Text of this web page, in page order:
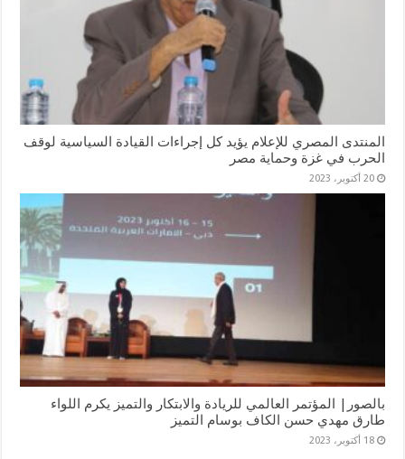
المنتدى المصري للإعلام يؤيد كل إجراءات القيادة السياسية لوقف
الحرب في غزة وحماية مصر
20 أكتوبر، 2023
بالصور| المؤتمر العالمي للريادة والابتكار والتميز يكرم اللواء
طارق مهدي حسن الكاف بوسام التميز
18 أكتوبر، 2023